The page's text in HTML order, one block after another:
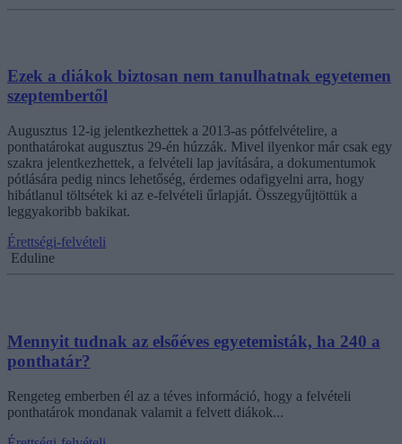
Ezek a diákok biztosan nem tanulhatnak egyetemen
szeptembertől
Augusztus 12-ig jelentkezhettek a 2013-as pótfelvételire, a
ponthatárokat augusztus 29-én húzzák. Mivel ilyenkor már csak egy
szakra jelentkezhettek, a felvételi lap javítására, a dokumentumok
pótlására pedig nincs lehetőség, érdemes odafigyelni arra, hogy
hibátlanul töltsétek ki az e-felvételi űrlapját. Összegyűjtöttük a
leggyakoribb bakikat.
Érettségi-felvételi
Eduline
Mennyit tudnak az elsőéves egyetemisták, ha 240 a
ponthatár?
Rengeteg emberben él az a téves információ, hogy a felvételi
ponthatárok mondanak valamit a felvett diákok...